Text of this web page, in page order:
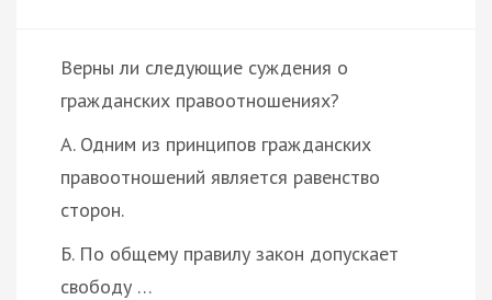
Верны ли следующие суждения о
гражданских правоотношениях?
А. Одним из принципов гражданских
правоотношений является равенство
сторон.
Б. По общему правилу закон допускает
свободу …